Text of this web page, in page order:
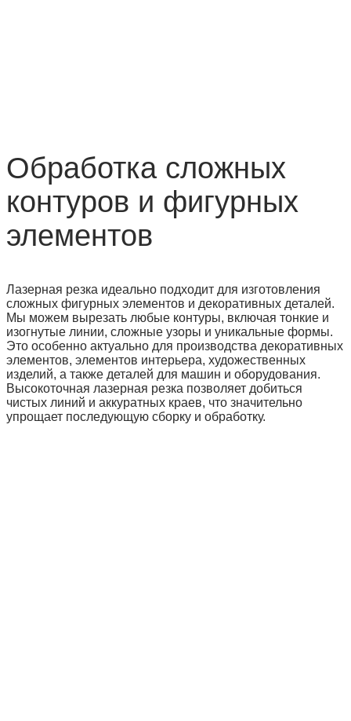
Обработка сложных
контуров и фигурных
элементов
Лазерная резка идеально подходит для изготовления
сложных фигурных элементов и декоративных деталей.
Мы можем вырезать любые контуры, включая тонкие и
изогнутые линии, сложные узоры и уникальные формы.
Это особенно актуально для производства декоративных
элементов, элементов интерьера, художественных
изделий, а также деталей для машин и оборудования.
Высокоточная лазерная резка позволяет добиться
чистых линий и аккуратных краев, что значительно
упрощает последующую сборку и обработку.